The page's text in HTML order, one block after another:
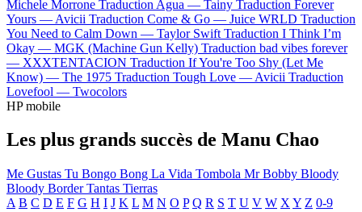
Michele Morrone Traduction Agua — Tainy Traduction Forever
Yours — Avicii Traduction Come & Go — Juice WRLD Traduction
You Need to Calm Down — Taylor Swift Traduction I Think I’m
Okay — MGK (Machine Gun Kelly) Traduction bad vibes forever
— XXXTENTACION Traduction If You're Too Shy (Let Me
Know) — The 1975 Traduction Tough Love — Avicii Traduction
Lovefool — Twocolors
HP mobile
Les plus grands succès de Manu Chao
Me Gustas Tu Bongo Bong La Vida Tombola Mr Bobby Bloody
Bloody BorderTantas Tierras
A B C D E F G H I J K L M N O P Q R S T U V W X Y Z 0-9